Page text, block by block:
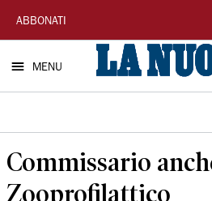
La
Nuova
Sardegna
ABBONATI
MENU
Commissario
Zooprofilattico